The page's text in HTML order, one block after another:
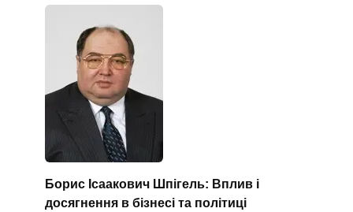
Борис Ісаакович Шпігель: Вплив і
досягнення в бізнесі та політиці